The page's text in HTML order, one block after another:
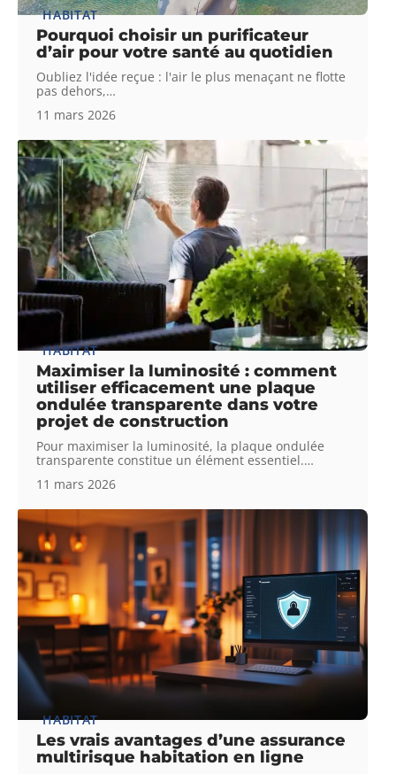
HABITAT
Pourquoi choisir un purificateur
d’air pour votre santé au quotidien
Oubliez l'idée reçue : l'air le plus menaçant ne flotte
pas dehors,…
11 mars 2026
HABITAT
Maximiser la luminosité : comment
utiliser efficacement une plaque
ondulée transparente dans votre
projet de construction
Pour maximiser la luminosité, la plaque ondulée
transparente constitue un élément essentiel.…
11 mars 2026
HABITAT
Les vrais avantages d’une assurance
multirisque habitation en ligne